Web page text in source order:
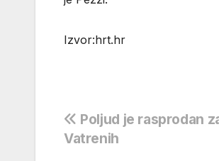
Izvor:hrt.hr
Navigacija
Poljud je rasprodan
Vatrenih